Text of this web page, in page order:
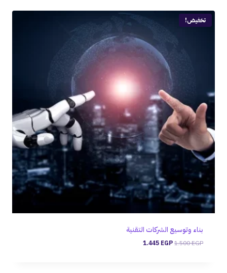
تخفيض!
بناء وتوسيع الشركات التقنية
1.500EGP
1.445 EGP